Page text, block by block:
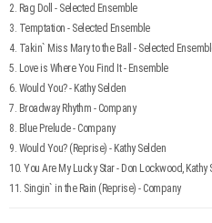
2. Rag Doll - Selected Ensemble
3. Temptation - Selected Ensemble
4. Takin` Miss Mary to the Ball - Selected
5. Love is Where You Find It - Ensemble
6. Would You? - Kathy Selden
7. Broadway Rhythm - Company
8. Blue Prelude - Company
9. Would You? (Reprise) - Kathy Selden
10. You Are My Lucky Star - Don Lockwood,
11. Singin` in the Rain (Reprise) - Company